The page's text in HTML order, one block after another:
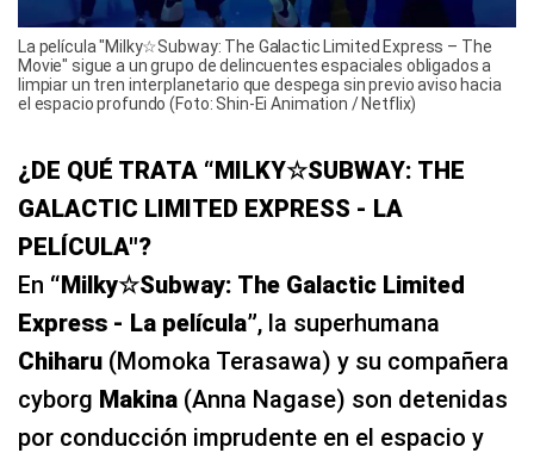
La película "Milky☆Subway: The Galactic Limited Express – The
Movie" sigue a un grupo de delincuentes espaciales obligados a
limpiar un tren interplanetario que despega sin previo aviso hacia
el espacio profundo (Foto: Shin-Ei Animation / Netflix)
¿DE QUÉ TRATA “MILKY☆SUBWAY: THE
GALACTIC LIMITED EXPRESS - LA
PELÍCULA"?
En “Milky☆Subway: The Galactic Limited
Express - La película”, la superhumana
Chiharu (Momoka Terasawa) y su compañera
cyborg Makina (Anna Nagase) son detenidas
por conducción imprudente en el espacio y